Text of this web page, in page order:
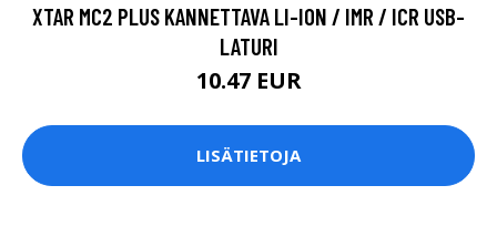
XTAR MC2 PLUS KANNETTAVA LI-ION / IMR / ICR USB-
LATURI
10.47 EUR
LISÄTIETOJA